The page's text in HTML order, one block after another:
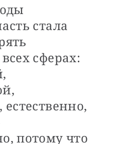
стала
сферах:
потому что